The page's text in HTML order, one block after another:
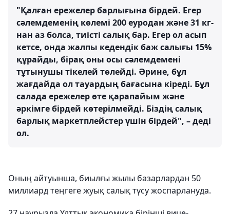
"Қалған ережелер барлығына бірдей. Егер
сәлемдеменің көлемі 200 еуродан және 31 кг-
нан аз болса, тиісті салық бар. Егер ол асып
кетсе, онда жалпы кедендік баж салығы 15%
құрайды, бірақ оны осы сәлемдемені
тұтынушы тікелей төлейді. Әрине, бұл
жағдайда ол тауардың бағасына кіреді. Бұл
салада ережелер өте қарапайым және
әркімге бірдей көтерілмейді. Біздің салық
барлық маркетплейстер үшін бірдей", – деді
ол.
Оның айтуынша, биылғы жылы базарлардан 50
миллиард теңгеге жуық салық түсу жоспарлануда.